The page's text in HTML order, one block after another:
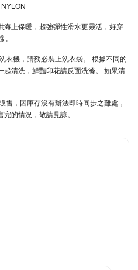
海上保暖，超強彈性滑水更靈活，好穿
衣機，請務必裝上洗衣袋。 根據不同的
清洗，鮮豔印花請反面洗滌。 如果清
售，因庫存沒有辦法即時同步之難處，
的情況，敬請見諒。